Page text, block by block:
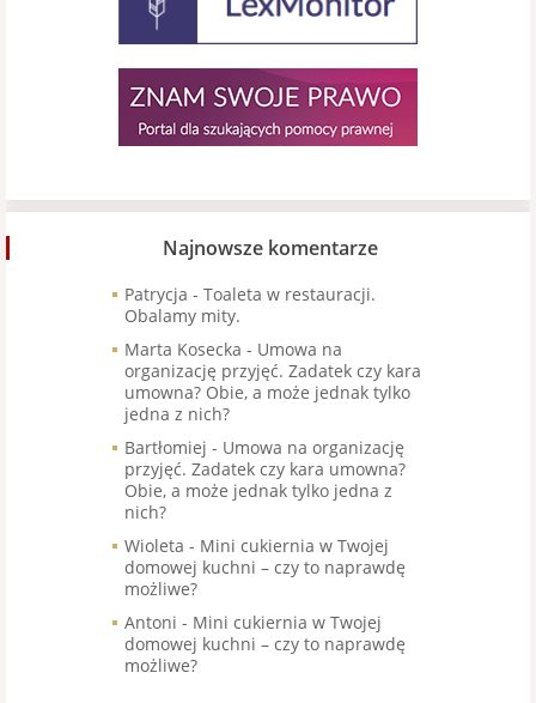
Najnowsze komentarze
Patrycja - Toaleta w restauracji.
Obalamy mity.
Marta Kosecka - Umowa na
organizację przyjęć. Zadatek czy kara
umowna? Obie, a może jednak tylko
jedna z nich?
Bartłomiej - Umowa na organizację
przyjęć. Zadatek czy kara umowna?
Obie, a może jednak tylko jedna z
nich?
Wioleta - Mini cukiernia w Twojej
domowej kuchni – czy to naprawdę
możliwe?
Antoni - Mini cukiernia w Twojej
domowej kuchni – czy to naprawdę
możliwe?